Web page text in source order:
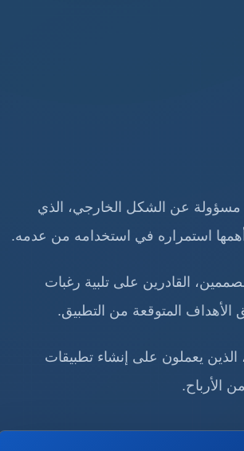
مسؤولة عن الشكل الخارجي، الذي
استمراره في استخدامه من عدمه.
القادرين على تلبية رغبات
المتوقعة من التطبيق.
يعملون على إنشاء تطبيقات
الأرباح.